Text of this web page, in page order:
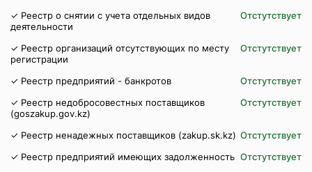
✓ Реестр о снятии с учета отдельных видов
деятельности
Отстутствует
✓ Реестр организаций отсутствующих по месту
регистрации
Отстутствует
✓ Реестр предприятий - банкротов
Отстутствует
✓ Реестр недобросовестных поставщиков
(goszakup.gov.kz)
Отстутствует
✓ Реестр ненадежных поставщиков (zakup.sk.kz) Отстутствует
✓ Реестр предприятий имеющих задолженность Отстутствует